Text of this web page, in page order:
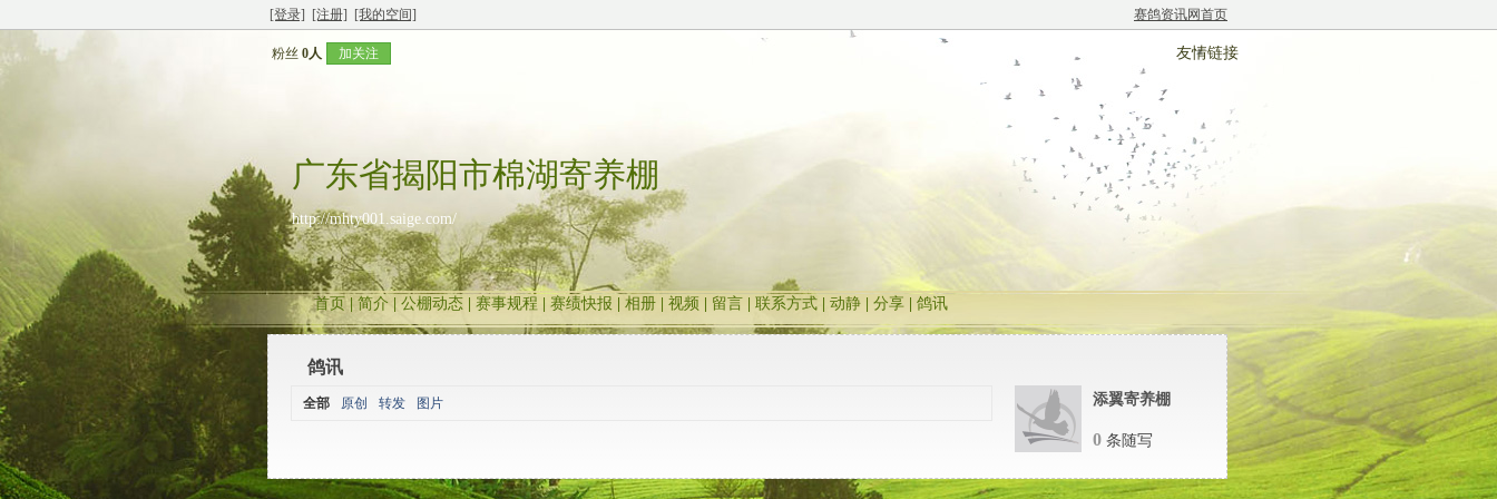
[登录] [注册] [我的空间] 赛鸽资讯网首页
粉丝 0人 加关注 友情链接
广东省揭阳市棉湖寄养棚
http://mhty001.saige.com/
首页 | 简介 公棚动态 赛事规程 赛绩快报 相册 视频 留言 联系方式 动静 分享 鸽讯
鸽讯
全部 原创 转发 图片 添翼寄养棚
0 条随写